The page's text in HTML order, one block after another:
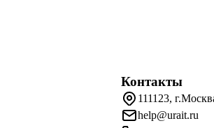
Контакты
111123,
help@urait.ru